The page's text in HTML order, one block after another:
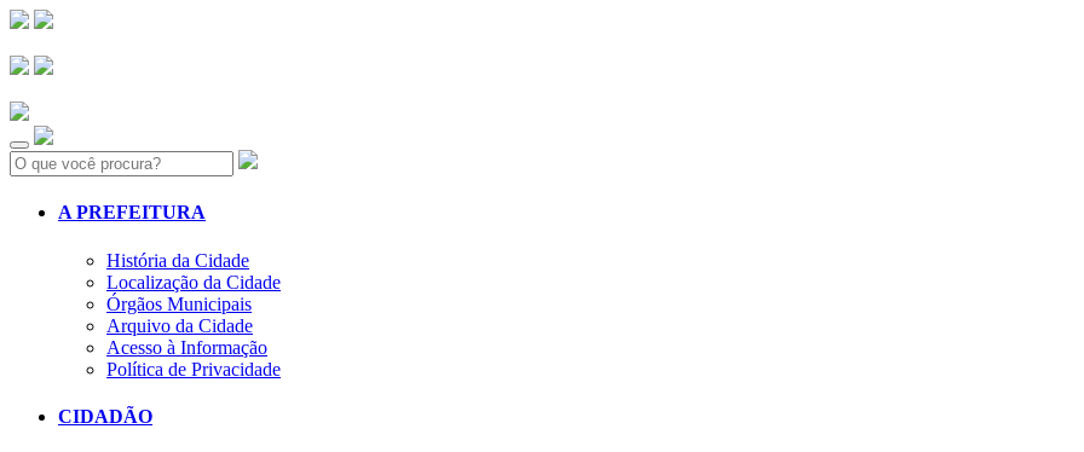
Search:
A PREFEITURA
História da Cidade
Localização da Cidade
Órgãos Municipais
Arquivo da Cidade
Acesso à Informação
Política de Privacidade
CIDADÃO